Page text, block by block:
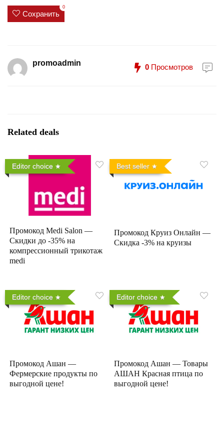
Сохранить
0
promoadmin 0 Просмотров
Related deals
Editor choice
Промокод Medi Salon —
Скидки до -35% на
компрессионный трикотаж
medi
Best seller
Промокод Круиз Онлайн —
Скидка -3% на круизы
Editor choice
Промокод Ашан —
Фермерские продукты по
выгодной цене!
Editor choice
Промокод Ашан — Товары
АШАН Красная птица по
выгодной цене!